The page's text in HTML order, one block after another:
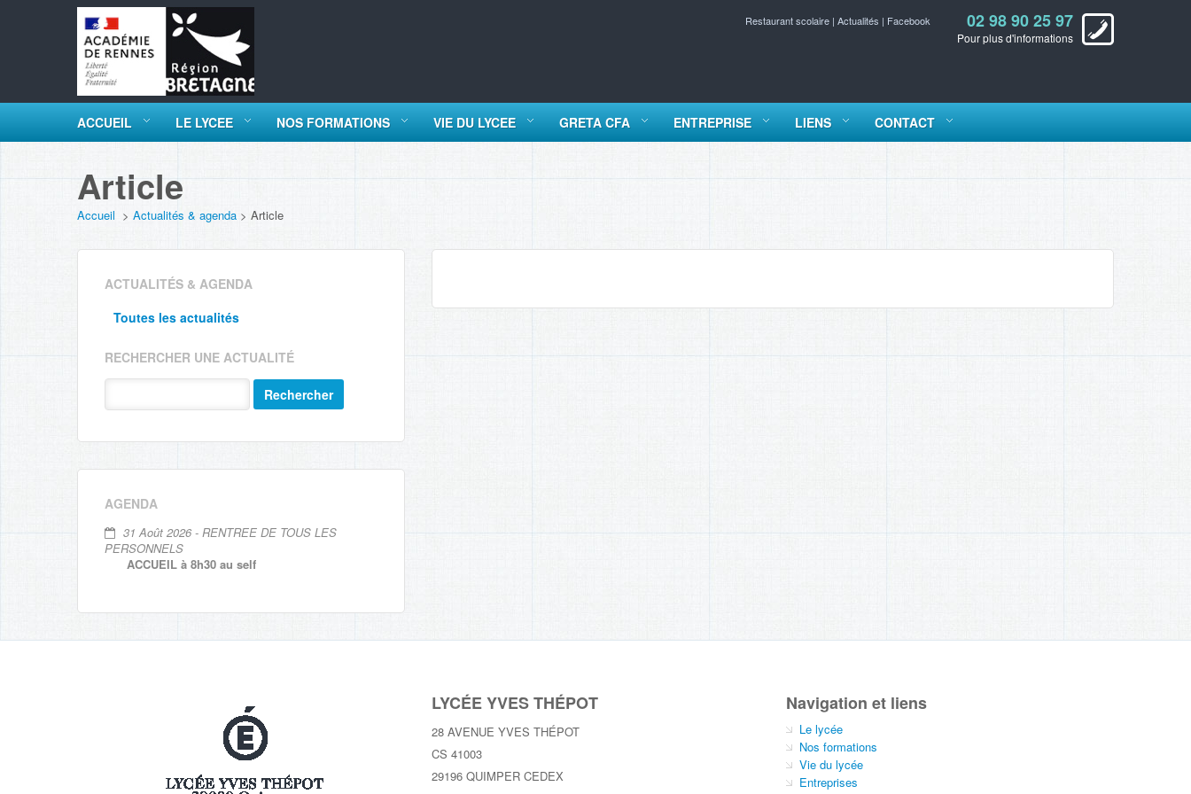
02 98 90 25 97
Pour plus d'informations
Restaurant scolaire | Actualités | Facebook
ACCUEIL LE LYCEE NOS FORMATIONS VIE DU LYCEE GRETA CFA ENTREPRISE LIENS CONTACT
Article
Accueil > Actualités & agenda > Article
ACTUALITÉS & AGENDA
Toutes les actualités
RECHERCHER UNE ACTUALITÉ
Rechercher
AGENDA
31 Août 2026 - RENTREE DE TOUS LES
PERSONNELS
ACCUEIL à 8h30 au self
LYCÉE YVES THÉPOT
28 AVENUE YVES THÉPOT
CS 41003
29196 QUIMPER CEDEX
Navigation et liens
Le lycée
Nos formations
Vie du lycée
Entreprises